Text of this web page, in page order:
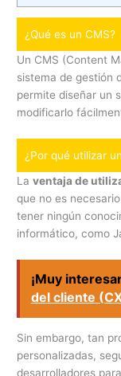
¿Qué es un CMS?
Un CMS (Content
sistema de gestión
permite diseñar un
modificarlo
¿Por qué utilizar
Laventaja de
que no es
tener ningún
informático, como
¡Muy
del cliente
Sin embargo, tan
personalizadas,
desarrolladores